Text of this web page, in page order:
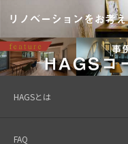
HAGSとは
FAQ